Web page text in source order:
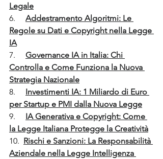
Legale
6. Addestramento Algoritmi: Le
Regole su Dati e Copyright nella Legge
IA
7. Governance IA in Italia: Chi
Controlla e Come Funziona la Nuova
Strategia Nazionale
8. Investimenti IA: 1 Miliardo di Euro
per Startup e PMI dalla Nuova Legge
9. IA Generativa e Copyright: Come
la Legge Italiana Protegge la Creatività
10. Rischi e Sanzioni: La Responsabilità
Aziendale nella Legge Intelligenza